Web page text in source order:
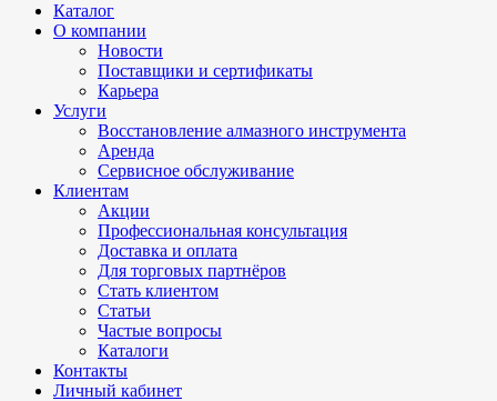
Каталог
О компании
Новости
Поставщики и сертификаты
Карьера
Услуги
Восстановление алмазного инструмента
Аренда
Сервисное обслуживание
Клиентам
Акции
Профессиональная консультация
Доставка и оплата
Для торговых партнёров
Стать клиентом
Статьи
Частые вопросы
Каталоги
Контакты
Личный кабинет